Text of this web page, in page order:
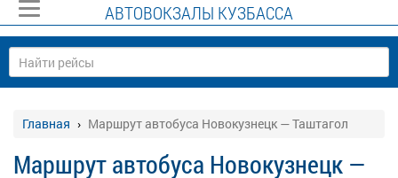
АВТОВОКЗАЛЫ КУЗБАССА
Главная Маршрут автобуса Новокузнецк — Таштагол
Маршрут автобуса Новокузнецк —